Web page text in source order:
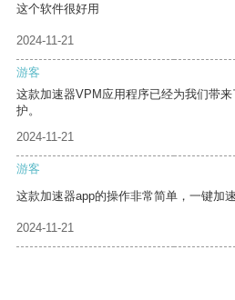
这个软件很好用
2024-11-21
游客
这款加速器VPM应用程序已经为我们带
护。
2024-11-21
游客
这款加速器app的操作非常简单，一键加
2024-11-21